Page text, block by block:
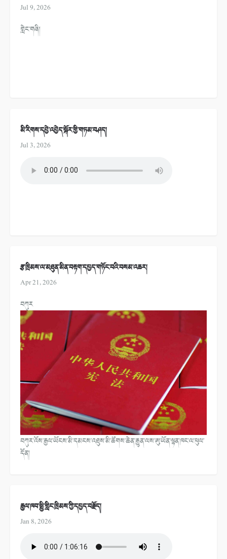
Jul 9, 2026
གླེང་གཞི།
མི་རིགས་དབྱེ་འབྱེད་སྐོར་གྱི་གཏམ་བཤད།
Jul 3, 2026
རྩ་ཁྲིམས་ལ་མཐུན་མིན་བརྟག་དཔྱད་གཏོང་བའི་བསམ་འཆར།
Apr 21, 2026
བཀུར
བཀུར་འོས་རྒྱལ་ཡོངས་མི་དམངས་འཐུས་མི་ཚོགས་ཆེན་རྒྱུན་ལས་ཨུ་ཡོན་ལྷན་ཁང་ལ་ཕུལ་
དོན།
རྒྱལ་ཁབ་སྤྱི་གླིང་ཁྲིམས་ཀྱི་དཔྱད་བརྗོད།
Jan 8, 2026